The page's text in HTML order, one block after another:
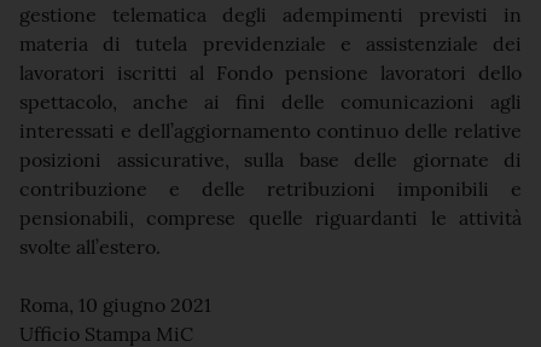
gestione telematica degli adempimenti previsti in
materia di tutela previdenziale e assistenziale dei
lavoratori iscritti al Fondo pensione lavoratori dello
spettacolo, anche ai fini delle comunicazioni agli
interessati e dell’aggiornamento continuo delle relative
posizioni assicurative, sulla base delle giornate di
contribuzione e delle retribuzioni imponibili e
pensionabili, comprese quelle riguardanti le attività
svolte all’estero.
Roma, 10 giugno 2021
Ufficio Stampa MiC